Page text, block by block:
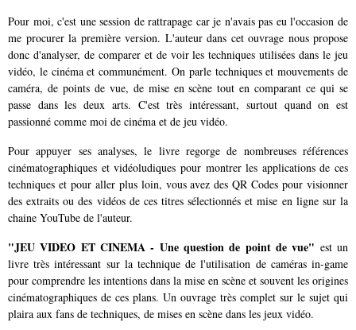
Pour moi, c'est une session de rattrapage car je n'avais pas eu l'occasion de
me procurer la première version. L'auteur dans cet ouvrage nous propose
donc d'analyser, de comparer et de voir les techniques utilisées dans le jeu
vidéo, le cinéma et communément. On parle techniques et mouvements de
caméra, de points de vue, de mise en scène tout en comparant ce qui se
passe dans les deux arts. C'est très intéressant, surtout quand on est
passionné comme moi de cinéma et de jeu vidéo.
Pour appuyer ses analyses, le livre regorge de nombreuses références
cinématographiques et vidéoludiques pour montrer les applications de ces
techniques et pour aller plus loin, vous avez des QR Codes pour visionner
des extraits ou des vidéos de ces titres sélectionnés et mise en ligne sur la
chaine YouTube de l'auteur.
"JEU VIDEO ET CINEMA - Une question de point de vue" est un
livre très intéressant sur la technique de l'utilisation de caméras in-game
pour comprendre les intentions dans la mise en scène et souvent les origines
cinématographiques de ces plans. Un ouvrage très complet sur le sujet qui
plaira aux fans de techniques, de mises en scène dans les jeux vidéo.